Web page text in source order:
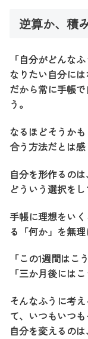
逆算か、積
「自分がどんな
なりたい自分には
だから常に手帳
う。
なるほどそうか
合う方法だとは感
自分を形作るの
どういう選択を
手帳に理想をい
る「何か」を無
「この1週間はこ
「三か月後には
そんなふうに考
て、いつもいつ
自分を変えるの